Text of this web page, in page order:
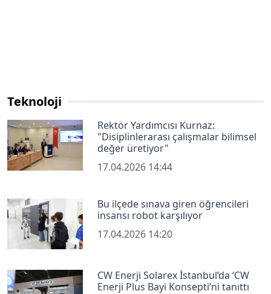
Teknoloji
Rektör Yardımcısı Kurnaz:
"Disiplinlerarası çalışmalar bilimsel
değer üretiyor"
17.04.2026 14:44
Bu ilçede sınava giren öğrencileri
insansı robot karşılıyor
17.04.2026 14:20
CW Enerji Solarex İstanbul’da ‘CW
Enerji Plus Bayi Konsepti’ni tanıttı